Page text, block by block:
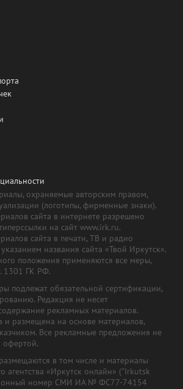
охраняемые авторским правом,
(логотипы, фирменные знаки).
сайта в интернете разрешено
на сайт www.irk.ru.
сайта в печати, ТВ и радио
названия сайта «Твой Иркутск».
положения применяются все меры,
1301 ГК РФ.
подлежат обязательной сертификации,
Редакция не несет
рекламных материалов.
и размещена на основе материалов,
Все рекламные предложения не
офертой.
в том числе и материалы
агентства «Иркутск онлайн» ("Irkutsk
номер СМИ ИА № ФС77-74154